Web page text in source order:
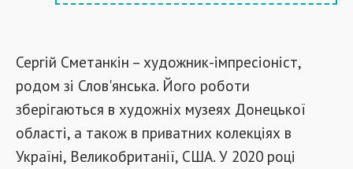
Сергій Сметанкін – художник-імпресіоніст,
родом зі Слов'янська. Його роботи
зберігаються в художніх музеях Донецької
області, а також в приватних колекціях в
Україні, Великобританії, США. У 2020 році